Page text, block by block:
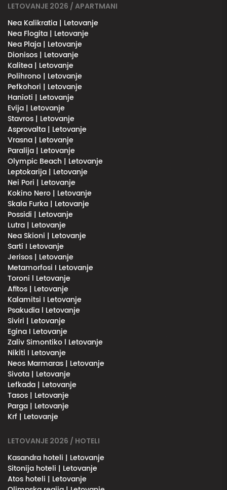
LETOVANJE 2026 / APARTMANI
Nea Kalikratia | Letovanje
Nea Flogita | Letovanje
Nea Plaja | Letovanje
Dionisos | Letovanje
Kalitea | Letovanje
Polihrono | Letovanje
Pefkohori | Letovanje
Hanioti | Letovanje
Evija | Letovanje
Stavros | Letovanje
Asprovalta | Letovanje
Vrasna | Letovanje
Paralija | Letovanje
Olympic Beach | Letovanje
Leptokarija | Letovanje
Nei Pori | Letovanje
Kokino Nero | Letovanje
Skala Furka | Letovanje
Possidi | Letovanje
Lutra | Letovanje
Nea Skioni | Letovanje
Sarti I Letovanje
Jerisos | Letovanje
Metamorfosi I Letovanje
Toroni l Letovanje
Afitos | Letovanje
Kalamitsi I Letovanje
Psakudia l Letovanje
Siviri | Letovanje
Egina I Letovanje
Zaliv Simontiko l Letovanje
Nikiti I Letovanje
Neos Marmaras | Letovanje
Sivota | Letovanje
Lefkada | Letovanje
Tasos | Letovanje
Parga | Letovanje
Krf | Letovanje
LETOVANJE 2026 / HOTELI
Kasandra hoteli | Letovanje
Sitonija hoteli | Letovanje
Atos hoteli | Letovanje